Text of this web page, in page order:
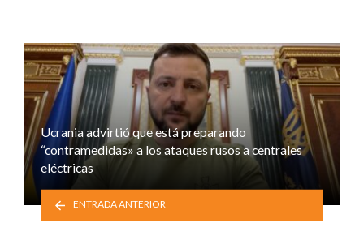
Ucrania advirtió que está preparando
“contramedidas» a los ataques rusos a centrales
eléctricas
ENTRADA ANTERIOR